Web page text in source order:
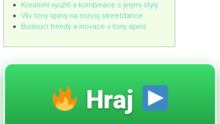
Kreativní využití a kombinace s jinými styly
Vliv tony spins na rozvoj streetdance
Budoucí trendy a inovace v tony spins
Hraj